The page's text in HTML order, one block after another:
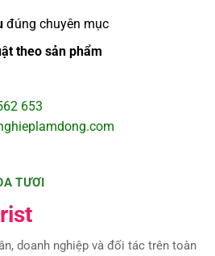
đúng chuyên mục
theo sản phẩm
653
TƯƠI
doanh nghiệp và đối tác trên toàn